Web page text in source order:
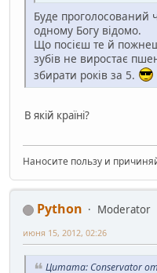
Буде проголосований
одному Богу відомо.
Що посієш те й
зубів не виростає
збирати років за 5.
В якiй країні?
Наносите пользу и
Python
Moderator
июня 15, 2012, 02:26
Цитата: Conservator